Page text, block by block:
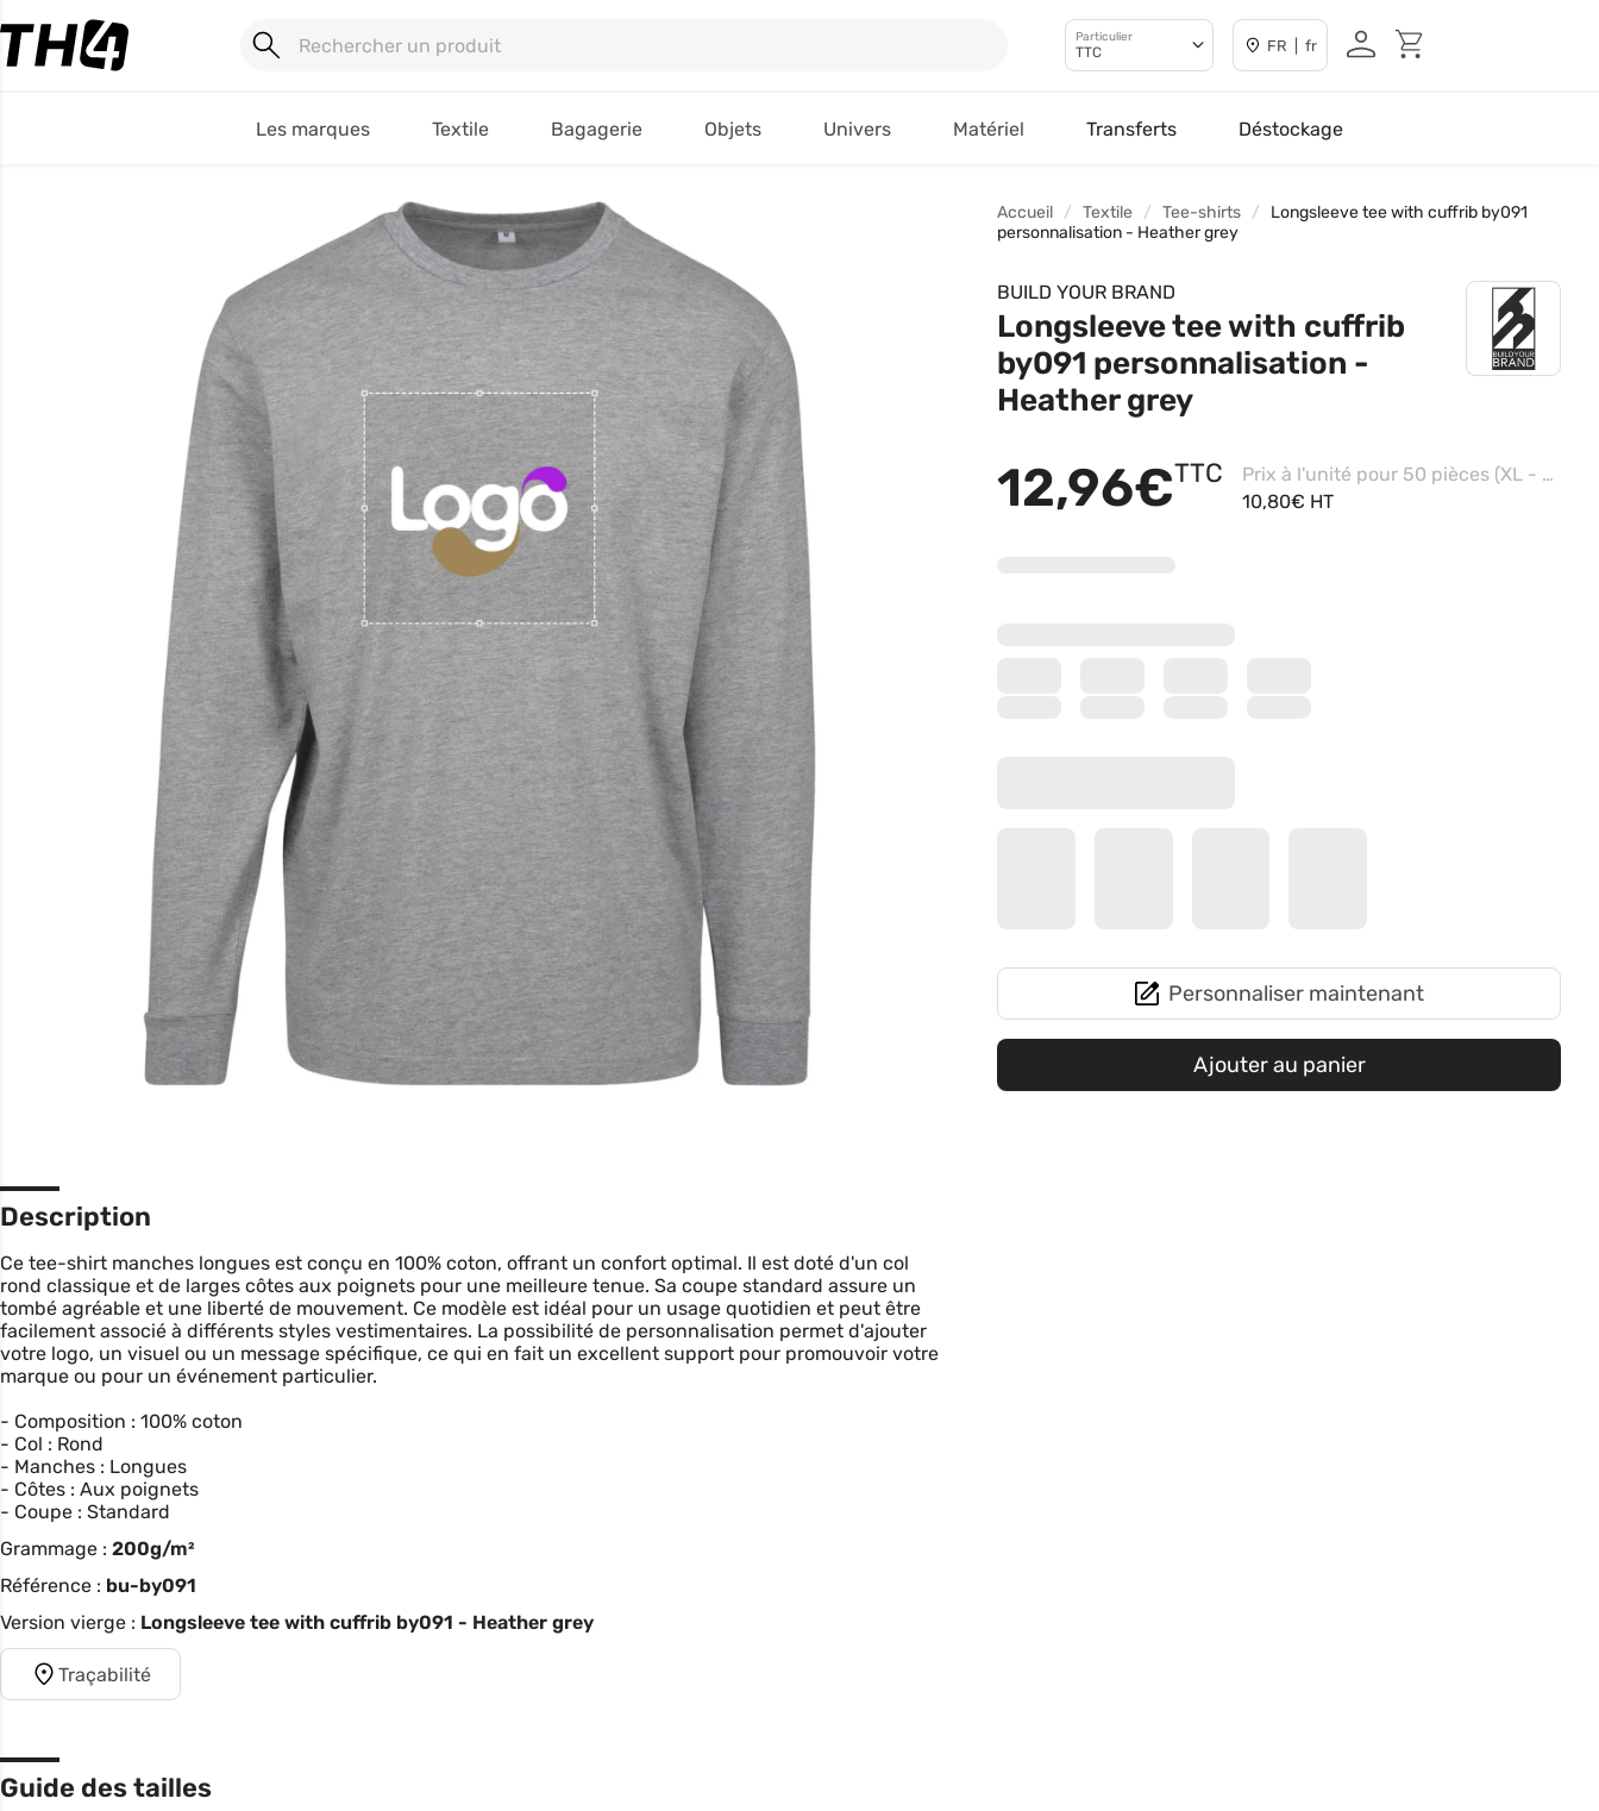
Particulier
TTC FR | fr
Les marques Textile Bagagerie Objets Univers Matériel Transferts Déstockage
Accueil Textile Tee-shirts
Longsleeve tee with cuffrib by091
personnalisation - Heather grey
BUILD YOUR BRAND
Longsleeve tee with cuffrib
by091 personnalisation -
Heather grey
12,96€TTC
Prix à l'unité pour 50 pièces (XL - Heather Grey, Impression coeur)
10,80€ HT
Personnaliser maintenant
Ajouter au panier
Description
Ce tee-shirt manches longues est conçu en 100% coton, offrant un confort optimal. Il est doté d'un col
rond classique et de larges côtes aux poignets pour une meilleure tenue. Sa coupe standard assure un
tombé agréable et une liberté de mouvement. Ce modèle est idéal pour un usage quotidien et peut être
facilement associé à différents styles vestimentaires. La possibilité de personnalisation permet d'ajouter
votre logo, un visuel ou un message spécifique, ce qui en fait un excellent support pour promouvoir votre
marque ou pour un événement particulier.
- Composition : 100% coton
- Col : Rond
- Manches : Longues
- Côtes : Aux poignets
- Coupe : Standard
Grammage : 200g/m²
Référence : bu-by091
Version vierge : Longsleeve tee with cuffrib by091 - Heather grey
Traçabilité
Guide des tailles